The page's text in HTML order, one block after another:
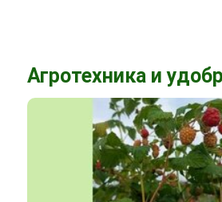
Агротехника и